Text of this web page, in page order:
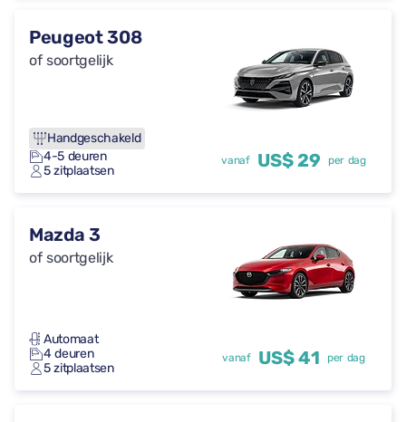
Peugeot 308
of soortgelijk
Handgeschakeld
4-5 deuren
5 zitplaatsen
vanaf US$ 29 per dag
Mazda 3
of soortgelijk
Automaat
4 deuren
5 zitplaatsen
vanaf US$ 41 per dag